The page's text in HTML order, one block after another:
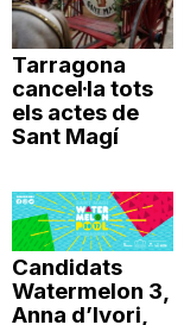
Tarragona
cancel·la tots
els actes de
Sant Magí
Candidats
Watermelon 3,
Anna d’Ivori,